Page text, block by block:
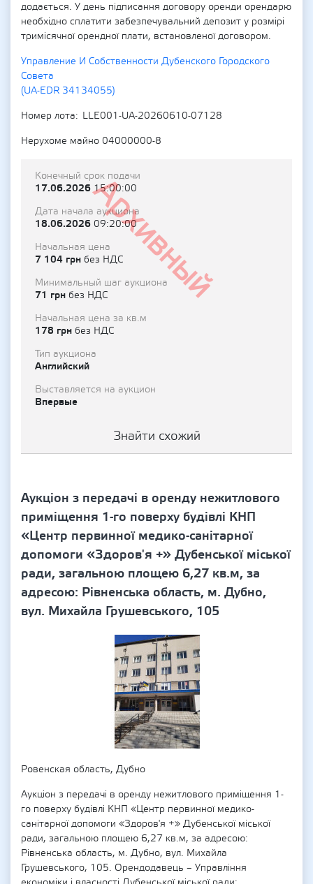
додається. У день підписання договору оренди орендарю
необхідно сплатити забезпечувальний депозит у розмірі
тримісячної орендної плати, встановленої договором.
Управление И Собственности Дубенского Городского
Совета
(UA-EDR 34134055)
Номер лота
LLE001-UA-20260610-07128
Нерухоме майно 04000000-8
Архивный
Конечный срок подачи
17.06.202615:00:00
Дата начала аукциона
18.06.2026 09:20:00
Начальная цена
7 104 грн без НДС
Минимальный шаг аукциона
71 грн без НДС
Начальная цена за кв.м
178 грн без НДС
Тип аукциона
Английский
Выставляется на аукцион
Впервые
Знайти схожий
Аукціон з передачі в оренду нежитлового
приміщення 1-го поверху будівлі КНП
«Центр первинної медико-санітарної
допомоги «Здоров'я +» Дубенської міської
ради, загальною площею 6,27 кв.м, за
адресою: Рівненська область, м. Дубно,
вул. Михайла Грушевського, 105
Ровенская область, Дубно
Аукціон з передачі в оренду нежитлового приміщення 1-
го поверху будівлі КНП «Центр первинної медико-
санітарної допомоги «Здоров'я +» Дубенської міської
ради, загальною площею 6,27 кв.м, за адресою:
Рівненська область, м. Дубно, вул. Михайла
Грушевського, 105. Орендодавець – Управління